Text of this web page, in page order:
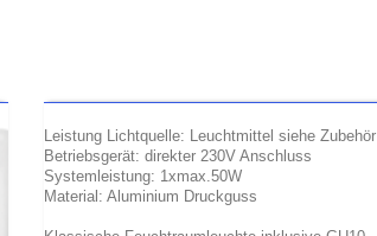
Leistung Lichtquelle: Leuchtmittel siehe Zubehör
Betriebsgerät: direkter 230V Anschluss
Systemleistung: 1xmax.50W
Material: Aluminium Druckguss